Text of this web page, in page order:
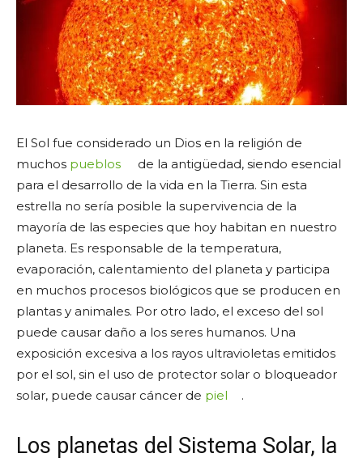
El Sol fue considerado un Dios en la religión de
muchos pueblos
de la antigüedad, siendo esencial
para el desarrollo de la vida en la Tierra. Sin esta
estrella no sería posible la supervivencia de la
mayoría de las especies que hoy habitan en nuestro
planeta. Es responsable de la temperatura,
evaporación, calentamiento del planeta y participa
en muchos procesos biológicos que se producen en
plantas y animales. Por otro lado, el exceso del sol
puede causar daño a los seres humanos. Una
exposición excesiva a los rayos ultravioletas emitidos
por el sol, sin el uso de protector solar o bloqueador
solar, puede causar cáncer de piel .
Los planetas del Sistema Solar, la